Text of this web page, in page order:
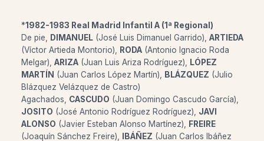
*1982-1983 Real Madrid Infantil A (1ª Regional)
De pie,
DIMANUEL (José Luis Dimanuel Garrido), ARTIEDA
(Víctor Artieda Montorio),
RODA (Antonio Ignacio Roda
Melgar), ARIZA (Juan Luis Ariza Rodríguez),
LÓPEZ
MARTÍN (Juan Carlos López Martín), BLÁZQUEZ (Julio
Blázquez Velázquez de Castro)
Agachados, CASCUDO (Juan Domingo Cascudo García),
JOSITO (José Antonio Rodríguez Rodríguez), JAVI
ALONSO (Javier Esteban Alonso Martínez),
FREIRE
(Joaquín Sánchez Freire),
IBÁÑEZ (Juan Carlos Ibáñez